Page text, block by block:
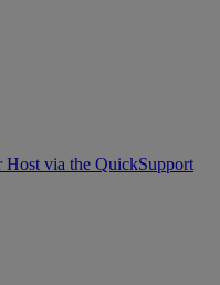
Host via the QuickSupport